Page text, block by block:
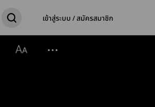
เข้าสู่ระบบ / สมัครสมาชิก